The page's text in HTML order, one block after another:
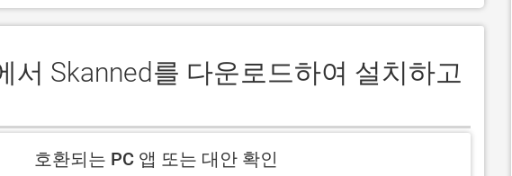
서 Skanned를 다운로드하여 설치하고
호환되는 PC 앱 또는 대안 확인